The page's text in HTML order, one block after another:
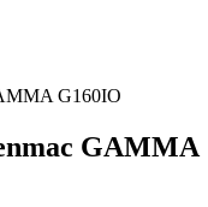
G160IO
GAMMA